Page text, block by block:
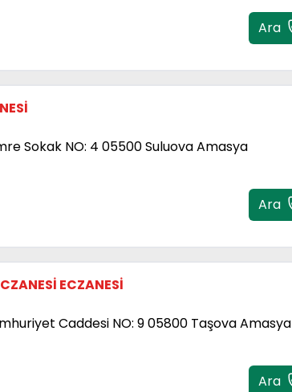
Ara
Sokak NO: 4 05500 Suluova Amasya
Ara
ECZANESİ
Caddesi NO: 9 05800 Taşova Amasya
Ara